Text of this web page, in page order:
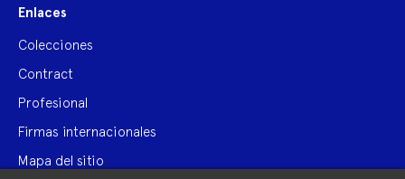
Enlaces
Colecciones
Contract
Profesional
Firmas internacionales
Mapa del sitio